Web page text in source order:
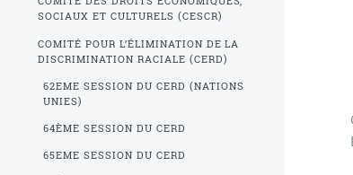
SOCIAUX ET CULTURELS (CESCR)
COMITÉ POUR L’ÉLIMINATION DE LA
DISCRIMINATION RACIALE (CERD)
62EME SESSION DU CERD (NATIONS
UNIES)
64ÈME SESSION DU CERD
65EME SESSION DU CERD